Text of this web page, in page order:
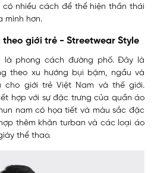
có nhiều cách để thể hiện thần thái
mình hơn.
theo giới trẻ - Streetwear Style
là phong cách đường phố. Đây là
theo xu hướng bụi bặm, ngầu và
cho giới trẻ Việt Nam và thế giới.
hợp với sự đặc trưng của quần áo
nam có họa tiết và màu sắc đặc
thêm khăn turban và các loại áo
thể thao.